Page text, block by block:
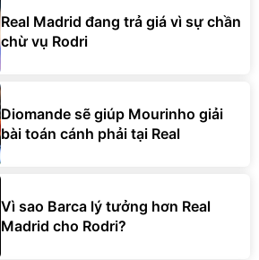
Real Madrid đang trả giá vì sự chần
chừ vụ Rodri
Diomande sẽ giúp Mourinho giải
bài toán cánh phải tại Real
Vì sao Barca lý tưởng hơn Real
Madrid cho Rodri?